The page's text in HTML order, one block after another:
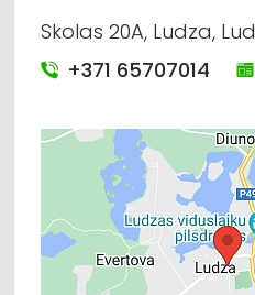
Skolas 20A, Ludza,
+371 65707014